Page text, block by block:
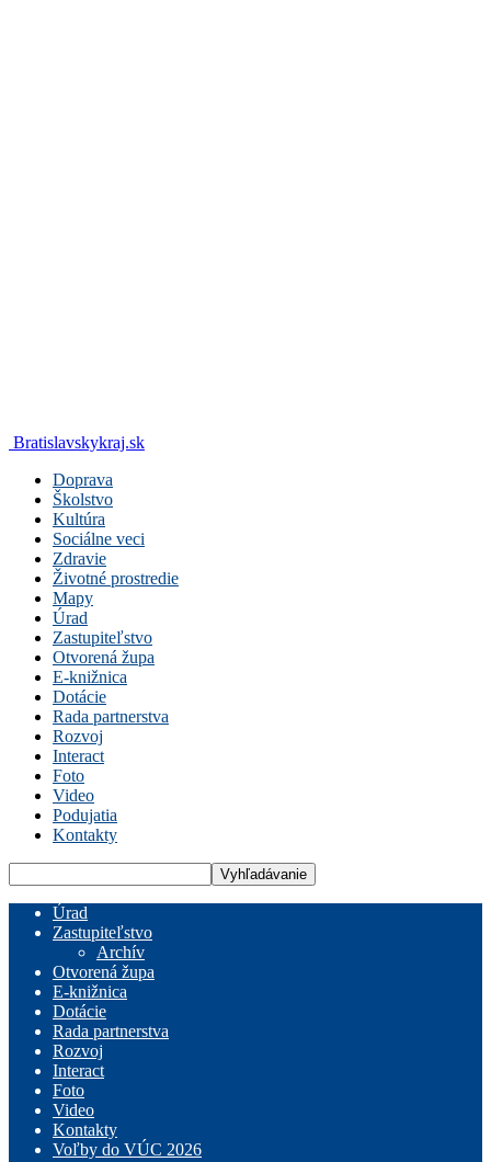
Bratislavskykraj.sk
Doprava
Školstvo
Kultúra
Sociálne veci
Zdravie
Životné prostredie
Mapy
Úrad
Zastupiteľstvo
Otvorená župa
E-knižnica
Dotácie
Rada partnerstva
Rozvoj
Interact
Foto
Video
Podujatia
Kontakty
Úrad
Zastupiteľstvo
Archív
Otvorená župa
E-knižnica
Dotácie
Rada partnerstva
Rozvoj
Interact
Foto
Video
Kontakty
Voľby do VÚC 2026